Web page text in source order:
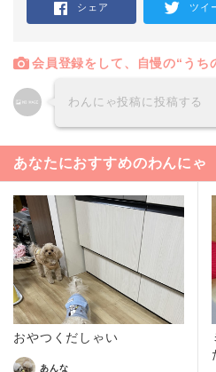
シェア ツイ
会員登録をして、自慢の“うち
わんにゃ投稿に投稿する
あなたにおすすめのわんにゃ
おやつくだしゃい
あんな